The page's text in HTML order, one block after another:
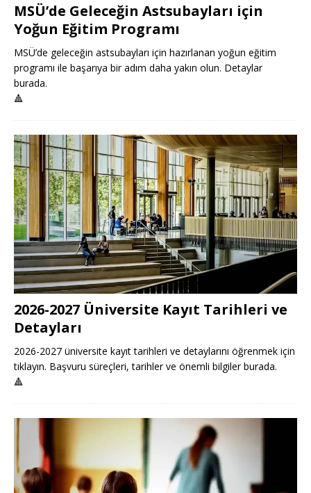
MSÜ’de Geleceğin Astsubayları için
Yoğun Eğitim Programı
MSÜ’de geleceğin astsubayları için hazırlanan yoğun eğitim
programı ile başarıya bir adım daha yakın olun. Detaylar
burada.
🔺
2026-2027 Üniversite Kayıt Tarihleri ve
Detayları
2026-2027 üniversite kayıt tarihleri ve detaylarını öğrenmek için
tıklayın. Başvuru süreçleri, tarihler ve önemli bilgiler burada.
🔺